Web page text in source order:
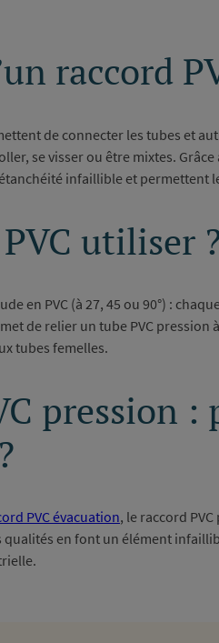
raccord
de connecter les tubes et
se visser ou être mixtes.
infaillible et permettent
utiliser
en PVC (à 27, 45 ou 90°) :
de relier un tube PVC
tubes femelles.
pression
PVC évacuation, le raccord
qualités en font un élément